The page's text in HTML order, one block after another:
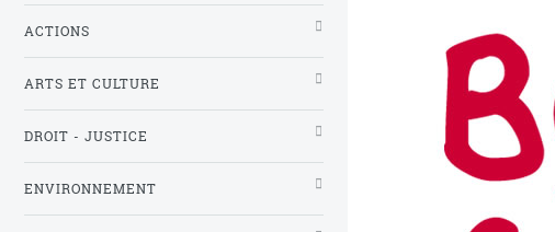
ACTIONS
ARTS ET CULTURE
DROIT - JUSTICE
ENVIRONNEMENT